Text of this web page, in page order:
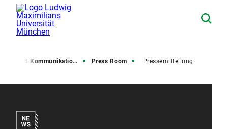
und Kommunikation (PuK) Press Room Pressemitteilung